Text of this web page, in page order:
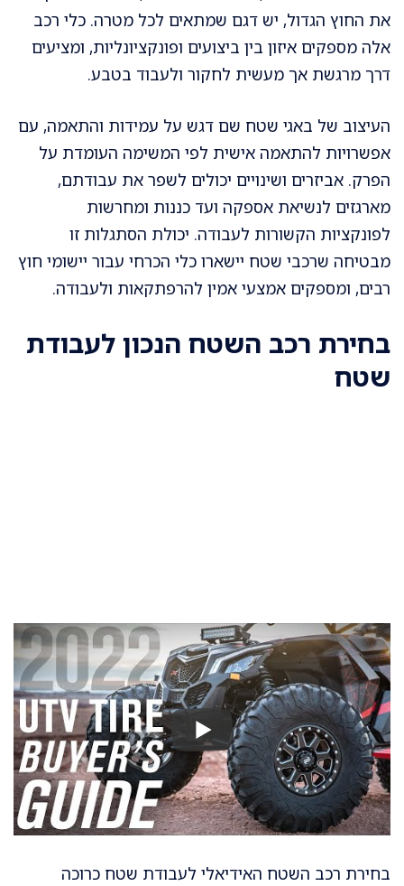
את החוץ הגדול, יש דגם שמתאים לכל מטרה. כלי רכב
אלה מספקים איזון בין ביצועים ופונקציונליות, ומציעים
דרך מרגשת אך מעשית לחקור ולעבוד בטבע.
העיצוב של באגי שטח שם דגש על עמידות והתאמה, עם
אפשרויות להתאמה אישית לפי המשימה העומדת על
הפרק. אביזרים ושינויים יכולים לשפר את עבודתם,
מארגזים לנשיאת אספקה ועד כננות ומחרשות
לפונקציות הקשורות לעבודה. יכולת הסתגלות זו
מבטיחה שרכבי שטח יישארו כלי הכרחי עבור יישומי חוץ
רבים, ומספקים אמצעי אמין להרפתקאות ולעבודה.
בחירת רכב השטח הנכון לעבודת
שטח
בחירת רכב השטח האידיאלי לעבודת שטח כרוכה